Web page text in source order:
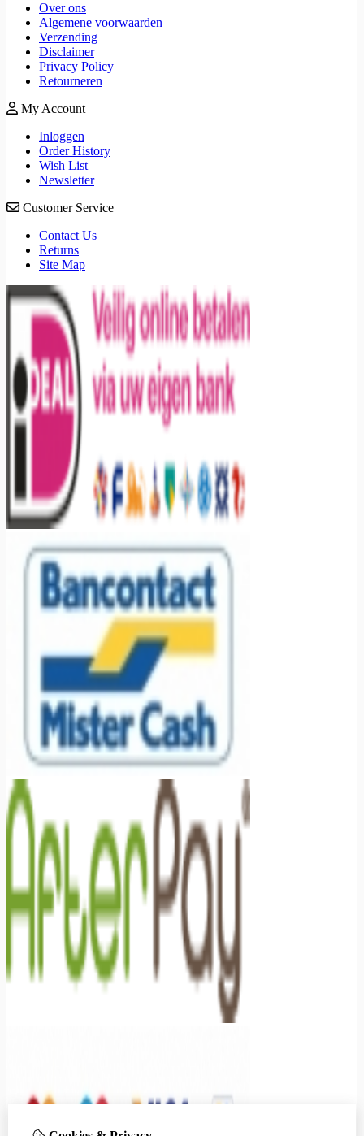
Over ons
Algemene voorwaarden
Verzending
Disclaimer
Privacy Policy
Retourneren
My Account
Inloggen
Order History
Wish List
Newsletter
Customer Service
Contact Us
Returns
Site Map